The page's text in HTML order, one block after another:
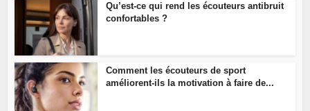
Qu’est-ce qui rend les écouteurs antibruit
confortables ?
Comment les écouteurs de sport
améliorent-ils la motivation à faire de...